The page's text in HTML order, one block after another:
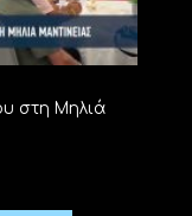
στη Μηλιά